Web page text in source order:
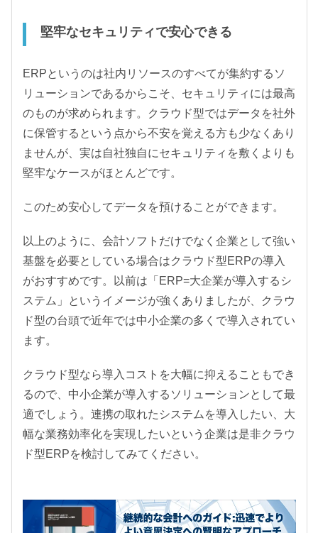
堅牢なセキュリティで安心できる
ERPというのは社内リソースのすべてが集約するソ
リューションであるからこそ、セキュリティには最高
のものが求められます。クラウド型ではデータを社外
に保管するという点から不安を覚える方も少なくあり
ませんが、実は自社独自にセキュリティを敷くよりも
堅牢なケースがほとんどです。
このため安心してデータを預けることができます。
以上のように、会計ソフトだけでなく企業として強い
基盤を必要としている場合はクラウド型ERPの導入
がおすすめです。以前は「ERP=大企業が導入するシ
ステム」というイメージが強くありましたが、クラウ
ド型の台頭で近年では中小企業の多くで導入されてい
ます。
クラウド型なら導入コストを大幅に抑えることもでき
るので、中小企業が導入するソリューションとして最
適でしょう。連携の取れたシステムを導入したい、大
幅な業務効率化を実現したいという企業は是非クラウ
ド型ERPを検討してみてください。